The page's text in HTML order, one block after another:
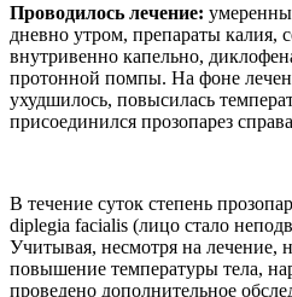
Проводилось лечение:
дневно утром, препараты калия,
внутривенно капельно,
протонной помпы. На фоне
ухудши­лось, повысилась
присоединился прозопарез
В течение су­ток степень
diplegia facialis (лицо стало
Учитывая, не­смотря на лечение,
повышение тем­пературы тела,
проведено допол­нительное